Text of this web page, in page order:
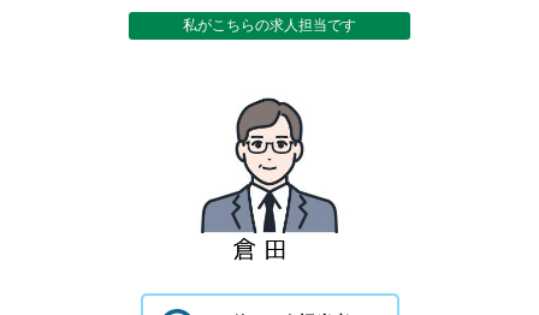
私がこちらの求人担当です